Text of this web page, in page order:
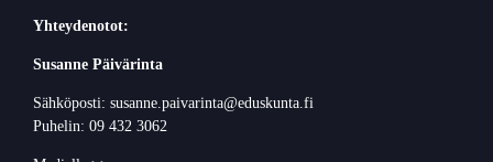
Yhteydenotot:
Susanne Päivärinta
Sähköposti: susanne.paivarinta@eduskunta.fi
Puhelin: 09 432 3062